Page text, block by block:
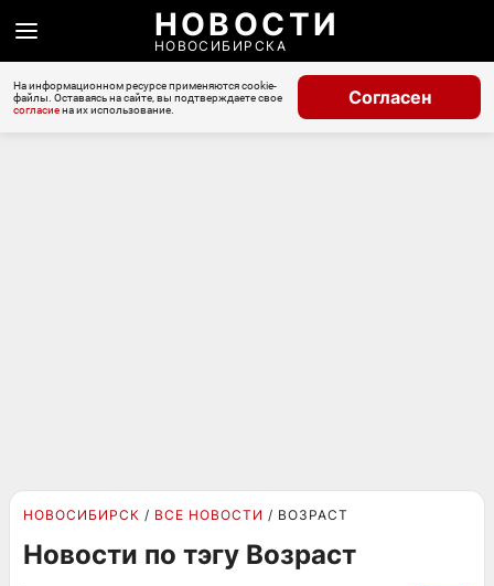
НОВОСТИ
НОВОСИБИРСКА
На информационном ресурсе применяются cookie-
файлы. Оставаясь на сайте, вы подтверждаете свое
согласиена их использование.
Согласен
НОВОСИБИРСК ВСЕ НОВОСТИ ВОЗРАСТ
Новости по тэгу Возраст